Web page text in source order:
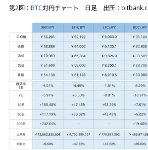
第2図： BTC対円チャート 日足 出所：